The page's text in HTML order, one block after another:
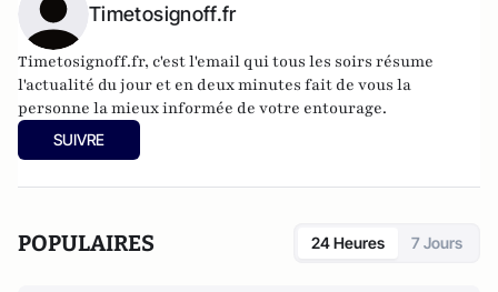
Timetosignoff.fr
Timetosignoff.fr, c'est l'email qui tous les soirs résume
l'actualité du jour et en deux minutes fait de vous la
personne la mieux informée de votre entourage.
SUIVRE
POPULAIRES 24 Heures 7 Jours